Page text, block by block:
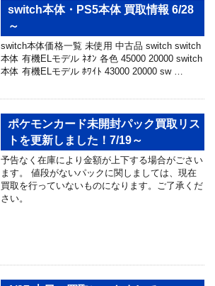
switch本体・PS5本体 買取情報 6/28
～
switch本体価格一覧 未使用 中古品 switch switch
本体 有機ELモデル ﾈｵﾝ 各色 45000 20000 switch
本体 有機ELモデル ﾎﾜｲﾄ 43000 20000 sw …
ポケモンカード未開封パック買取リス
トを更新しました！7/19～
予告なく在庫により金額が上下する場合がごさい
ます。 値段がないパックに関しましては、現在
買取を行っていないものになります。ご了承くだ
さい。